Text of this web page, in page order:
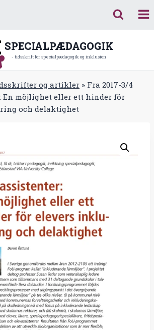
SPECIALPÆDAGOGIK
- tidsskrift for specialpædagogik og inklusion
og artikler » Fra 2017-3/4
En möjlighet eller ett hinder för
och delaktighet